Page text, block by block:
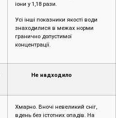
іони у 1,18 рази.
Усі інші показники якості води
знаходилися в межах норми
гранично допустимої
концентрації.
Не надходило
Хмарно. Вночі невеликий сніг,
вдень без істотних опадів. На